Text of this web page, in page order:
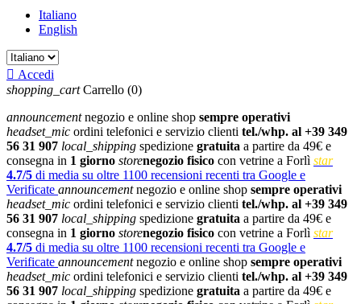
Italiano
English
 Accedi
shopping_cart Carrello (0)
announcementnegozio e online shop sempre operativi
headset_mic ordini telefonici e servizio clienti tel./whp. al +39 349
56 31 907 local_shipping spedizione gratuita a partire da 49€ e
consegna in 1 giorno storenegozio fisico con vetrine a Forlì star
4.7/5 di media su oltre 1100 recensioni recenti tra Google e
Verificate announcementnegozio e online shop sempre operativi
headset_mic ordini telefonici e servizio clienti tel./whp. al +39 349
56 31 907 local_shipping spedizione gratuita a partire da 49€ e
consegna in 1 giorno storenegozio fisico con vetrine a Forlì star
4.7/5 di media su oltre 1100 recensioni recenti tra Google e
Verificate announcementnegozio e online shop sempre operativi
headset_mic ordini telefonici e servizio clienti tel./whp. al +39 349
56 31 907 local_shipping spedizione gratuita a partire da 49€ e